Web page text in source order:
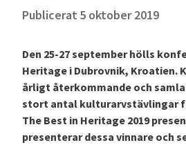
Publicerat 5 oktober 2019
Den 25-27 september hölls
Heritage i Dubrovnik, Kroatien.
årligt återkommande och
stort antal kulturarvstävlingar
The Best in Heritage 2019
presenterar dessa vinnare och